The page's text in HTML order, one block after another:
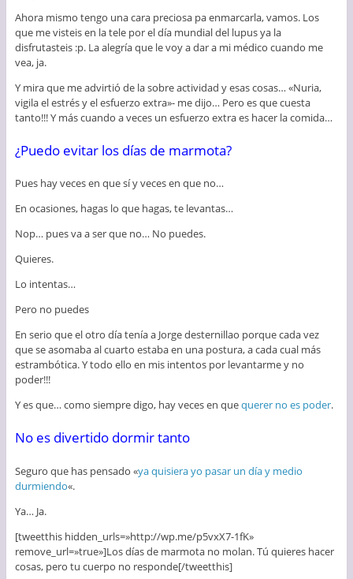
Ahora mismo tengo una cara preciosa pa enmarcarla, vamos. Los
que me visteis en la tele por el día mundial del lupus ya la
disfrutasteis :p. La alegría que le voy a dar a mi médico cuando me
vea, ja.
Y mira que me advirtió de la sobre actividad y esas cosas… «Nuria,
vigila el estrés y el esfuerzo extra»- me dijo… Pero es que cuesta
tanto!!! Y más cuando a veces un esfuerzo extra es hacer la comida…
¿Puedo evitar los días de marmota?
Pues hay veces en que sí y veces en que no…
En ocasiones, hagas lo que hagas, te levantas…
Nop… pues va a ser que no… No puedes.
Quieres.
Lo intentas…
Pero no puedes
En serio que el otro día tenía a Jorge desternillao porque cada vez
que se asomaba al cuarto estaba en una postura, a cada cual más
estrambótica. Y todo ello en mis intentos por levantarme y no
poder!!!
Y es que… como siempre digo, hay veces en quequerer no es poder.
No es divertido dormir tanto
Seguro que has pensado «ya quisiera yo pasar un día y medio
durmiendo«.
Ya… Ja.
[tweetthis hidden_urls=»http://wp.me/p5vxX7-1fK»
remove_url=»true»]Los días de marmota no molan. Tú quieres hacer
cosas, pero tu cuerpo no responde[/tweetthis]